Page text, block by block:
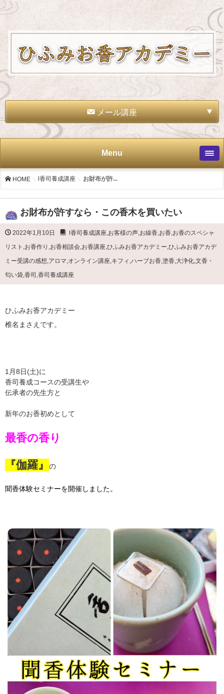
メール講座
Menu
HOME l香司養成講座 お財布が許...
お財布が許すなら・この香木を買いたい
2022年1月10日 l香司養成講座,お客様の声,お線香,お香,お香のスペシャ
リスト ,お香作り ,お香相談会,お香講座,ひふみお香アカデミー,ひふみお香アカデ
ミー受講の感想,アロマ,オンライン講座,キフィ ,ハーブお香,塗香,大浄化,文香・
匂い袋,香司 ,香司養成講座
ひふみお香アカデミー
椎名まさえです。
1月8日(土)に
香司養成コースの受講生や
伝承者の先生方と
新年のお香初めとして
最香の香り
『伽羅』 の
聞香体験セミナーを開催しました。